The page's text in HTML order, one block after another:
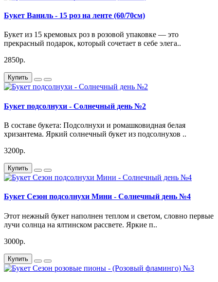
Букет Ваниль - 15 роз на ленте (60/70см)
Букет из 15 кремовых роз в розовой упаковке — это
прекрасный подарок, который сочетает в себе элега..
2850р.
Купить
Букет подсолнухи - Солнечный день №2
В составе букета: Подсолнухи и ромашковидная белая
хризантема. Яркий солнечный букет из подсолнухов ..
3200р.
Купить
Букет Сезон подсолнухи Мини - Солнечный день №4
Этот нежный букет наполнен теплом и светом, словно первые
лучи солнца на ялтинском рассвете. Яркие п..
3000р.
Купить